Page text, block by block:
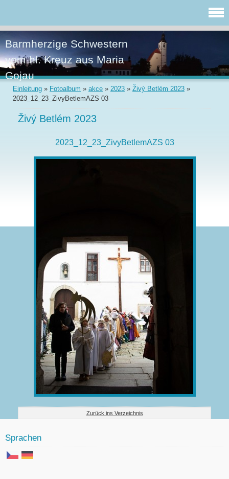
Barmherzige Schwestern
vom hl. Kreuz aus Maria
Gojau
Einleitung » Fotoalbum » akce » 2023 » Živý Betlém 2023 »
2023_12_23_ZivyBetlemAZS 03
Živý Betlém 2023
2023_12_23_ZivyBetlemAZS 03
Zurück ins Verzeichnis
Sprachen